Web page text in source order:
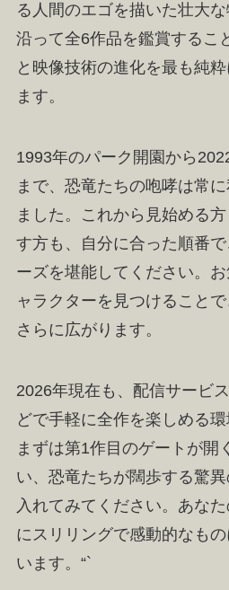
る人間のエゴを描いた壮大
沿って全6作品を鑑賞するこ
と映像技術の進化を最も純
ます。
1993年のパーク開園から
まで、恐竜たちの咆哮は常
ました。これから見始める
す方も、自分に合った順番
ーズを堪能してください。
ャラクターを見つけること
さらに広がります。
2026年現在も、配信サービ
どで手軽に全作を楽しめる環
まずは第1作目のゲートが開
い、恐竜たちが闊歩する驚
入れてみてください。あな
にスリリングで感動的なも
います。“`